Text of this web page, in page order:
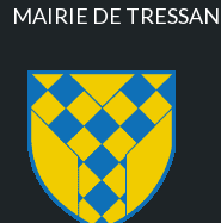
MAIRIE DE TRESSAN